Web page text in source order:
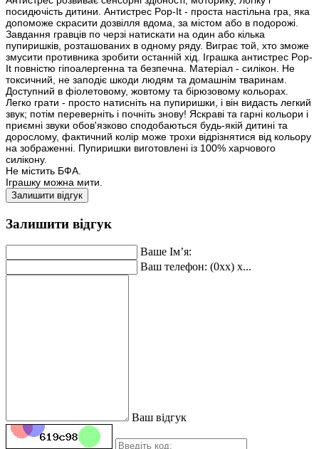
посидючість дитини. Антистрес Pop-It - проста настільна гра, яка
допоможе скрасити дозвілля вдома, за містом або в подорожі.
Завдання гравців по черзі натискати на один або кілька
пупиришків, розташованих в одному ряду. Виграє той, хто зможе
змусити противника зробити останній хід. Іграшка антистрес Pop-
It повністю гіпоалергенна та безпечна. Матеріал - силікон. Не
токсичний, не заподіє шкоди людям та домашнім тваринам.
Доступний в фіолетовому, жовтому та бірюзовому кольорах.
Легко грати - просто натисніть на пупиришки, і він видасть легкий
звук; потім переверніть і почніть знову! Яскраві та гарні кольори і
приємні звуки обов'язково сподобаються будь-якій дитині та
дорослому, фактичний колір може трохи відрізнятися від кольору
на зображенні. Пупиришки виготовлені із 100% харчового
силікону.
Не містить БФА.
Іграшку можна мити.
Залишити відгук
Залишити відгук
Ваше Ім’я:
Ваш телефон: (0xx) x...
Ваш відгук